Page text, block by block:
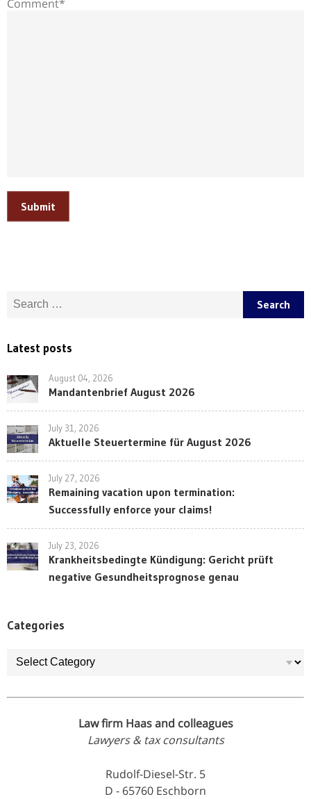
Comment*
Submit
Search for:
Latest posts
August 04, 2026
Mandantenbrief August 2026
July 31, 2026
Aktuelle Steuertermine für August 2026
July 27, 2026
Remaining vacation upon termination:
Successfully enforce your claims!
July 23, 2026
Krankheitsbedingte Kündigung: Gericht prüft
negative Gesundheitsprognose genau
Categories
Categories
Law firm Haas and colleagues
Lawyers & tax consultants
Rudolf-Diesel-Str. 5
D - 65760 Eschborn